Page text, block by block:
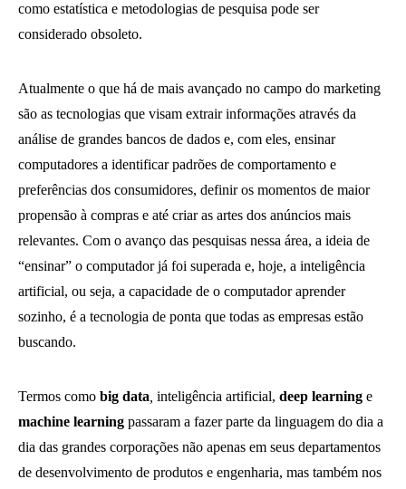
como estatística e metodologias de pesquisa pode ser
considerado obsoleto.
Atualmente o que há de mais avançado no campo do marketing
são as tecnologias que visam extrair informações através da
análise de grandes bancos de dados e, com eles, ensinar
computadores a identificar padrões de comportamento e
preferências dos consumidores, definir os momentos de maior
propensão à compras e até criar as artes dos anúncios mais
relevantes. Com o avanço das pesquisas nessa área, a ideia de
“ensinar” o computador já foi superada e, hoje, a inteligência
artificial, ou seja, a capacidade de o computador aprender
sozinho, é a tecnologia de ponta que todas as empresas estão
buscando.
Termos como big data inteligência artificial, deep learning e
machine learning passaram a fazer parte da linguagem do dia a
dia das grandes corporações não apenas em seus departamentos
de desenvolvimento de produtos e engenharia, mas também nos